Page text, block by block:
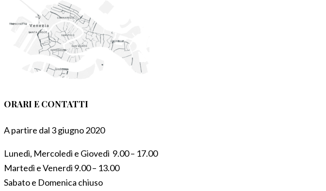
ORARI E CONTATTI
A partire dal 3 giugno 2020
Lunedì, Mercoledì e Giovedì 9.00 – 17.00
Martedì e Venerdì 9.00 – 13.00
Sabato e Domenica chiuso